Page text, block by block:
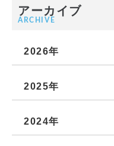
アーカイブ
ARCHIVE
2026年
2025年
2024年